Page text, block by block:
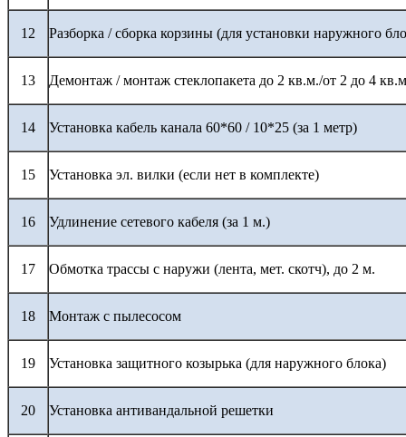
12 Разборка / сборка корзины (для установки наружного
13 Демонтаж / монтаж стеклопакета до 2 кв.м./от 2 до 4
14 Установка кабель канала 60*60 / 10*25 (за 1 метр)
15 Установка эл. вилки (если нет в комплекте)
16 Удлинение сетевого кабеля (за 1 м.)
17 Обмотка трассы с наружи (лента, мет. скотч), до 2 м.
18 Монтаж с пылесосом
19 Установка защитного козырька (для наружного блока)
20 Установка антивандальной решетки